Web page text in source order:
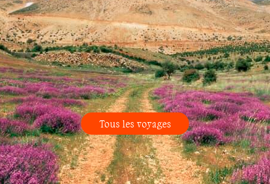
Tous les voyages